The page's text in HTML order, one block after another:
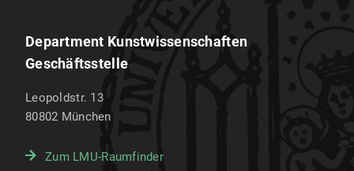
Department Kunstwissenschaften
Geschäftsstelle
Leopoldstr. 13
80802 München
Zum LMU-Raumfinder